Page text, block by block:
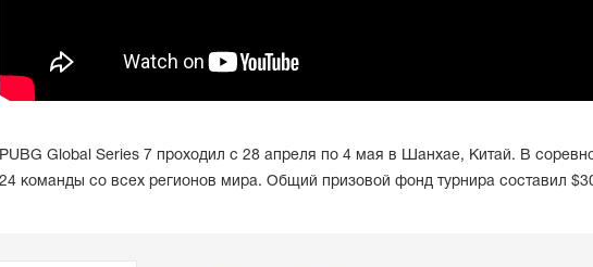
PUBG Global Series 7 проходил с 28 апреля по 4 мая в Шанхае, Китай. В
24 команды со всех регионов мира. Общий призовой фонд турнира составил